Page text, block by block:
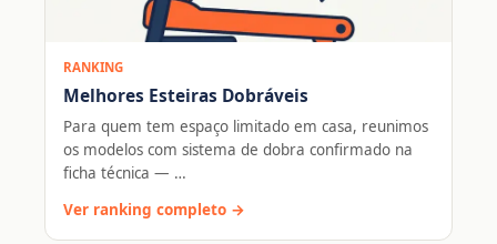
RANKING
Melhores Esteiras Dobráveis
Para quem tem espaço limitado em casa, reunimos
os modelos com sistema de dobra confirmado na
ficha técnica — …
Ver ranking completo →